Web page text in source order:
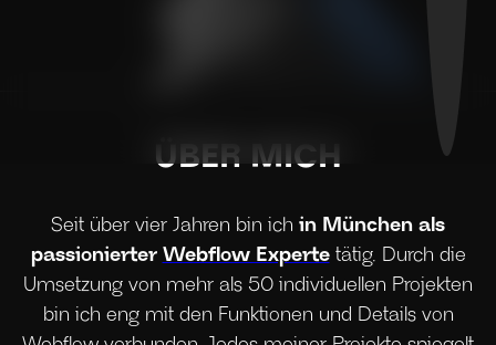
ÜBER MICH
Seit über vier Jahren bin ich in München als
passionierter Webflow Expertetätig. Durch die
Umsetzung von mehr als 50 individuellen Projekten
bin ich eng mit den Funktionen und Details von